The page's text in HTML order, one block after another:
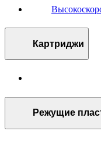
Картриджи
Режущие